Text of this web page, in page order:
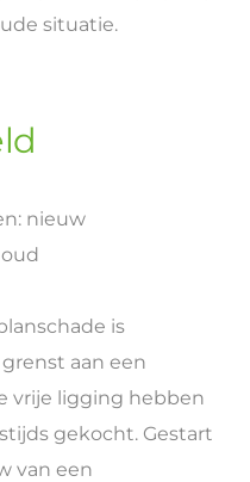
situatie.
nieuw
is
aan een
vrije ligging hebben
gekocht. Gestart
van een